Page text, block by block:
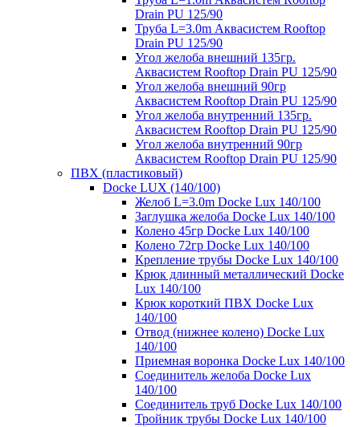
Drain PU 125/90
Труба L=3.0m Аквасистем Rooftop
Drain PU 125/90
Угол желоба внешний 135гр.
Аквасистем Rooftop Drain PU 125/90
Угол желоба внешний 90гр
Аквасистем Rooftop Drain PU 125/90
Угол желоба внутренний 135гр.
Аквасистем Rooftop Drain PU 125/90
Угол желоба внутренний 90гр
Аквасистем Rooftop Drain PU 125/90
ПВХ (пластиковый)
Docke LUX (140/100)
Желоб L=3.0m Docke Lux 140/100
Заглушка желоба Docke Lux 140/100
Колено 45гр Docke Lux 140/100
Колено 72гр Docke Lux 140/100
Крепление трубы Docke Lux 140/100
Крюк длинный металлический Docke
Lux 140/100
Крюк короткий ПВХ Docke Lux
140/100
Отвод (нижнее колено) Docke Lux
140/100
Приемная воронка Docke Lux 140/100
Соединитель желоба Docke Lux
140/100
Соединитель труб Docke Lux 140/100
Тройник трубы Docke Lux 140/100